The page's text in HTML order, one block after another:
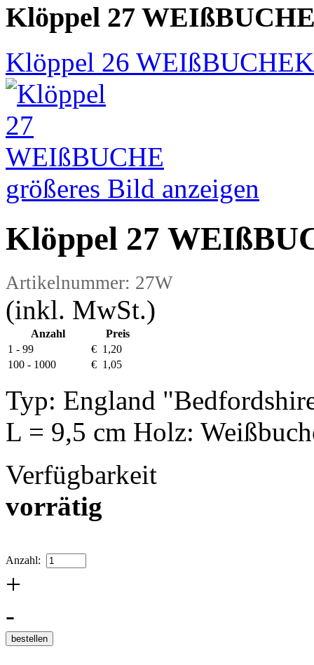
Klöppel 27
Klöppel 26 WEIßBUCHE
größeres Bild anzeigen
Klöppel 27
Artikelnummer: 27W
(inkl. MwSt.)
Anzahl
Preis
1 - 99
€ 1,20
100 - 1000
€ 1,05
Typ: England
L = 9,5 cm Holz:
Verfügbarkeit
vorrätig
Anzahl:
+
-